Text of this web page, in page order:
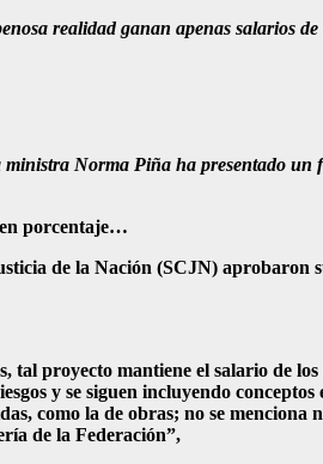
realidad ganan apenas salarios
Norma Piña ha presentado
porcentaje…
de la Nación (SCJN)
tal proyecto mantiene el salario de
y se siguen incluyendo
como la de obras; no se menciona
de la Federación”,